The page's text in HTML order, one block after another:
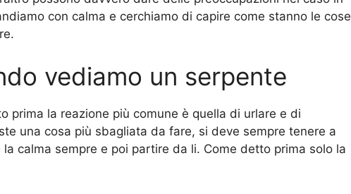
con calma e cerchiamo di capire come stanno le cose
vediamo un serpente
prima la reazione più comune è quella di urlare e di
una cosa più sbagliata da fare, si deve sempre tenere a
calma sempre e poi partire da li. Come detto prima solo la